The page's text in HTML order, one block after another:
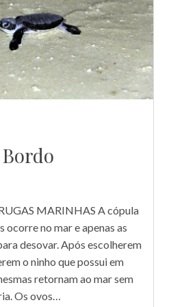
MARINHAS A cópula
ocorre no mar e apenas as
desovar. Após escolherem
o ninho que possui em
retornam ao mar sem
Os ovos…